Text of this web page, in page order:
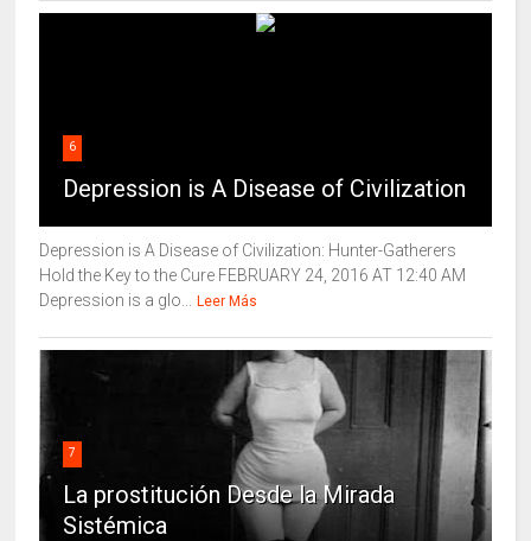
6
Depression is A Disease of Civilization
Depression is A Disease of Civilization: Hunter-Gatherers
Hold the Key to the Cure FEBRUARY 24, 2016 AT 12:40 AM
Depression is a glo...
Leer Más
7
La prostitución Desde la Mirada
Sistémica